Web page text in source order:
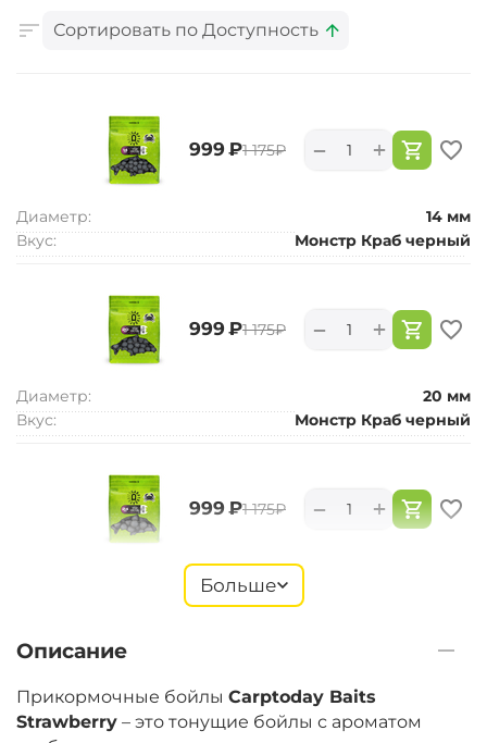
Сортировать по Доступность
‍999‍ ₽‍1 175‍₽ +
−
Диаметр:
14 мм
Вкус:
Монстр Краб черный
‍999‍ ₽‍1 175‍₽ +
−
Диаметр:
20 мм
Вкус:
Монстр Краб черный
‍999‍ ₽‍1 175‍₽ +
−
Монстр Краб черный
‍899‍ ₽‍1 058‍₽ +
−
Больше
Описание
Прикормочные бойлы Carptoday Baits
Strawberry – это тонущие бойлы с ароматом